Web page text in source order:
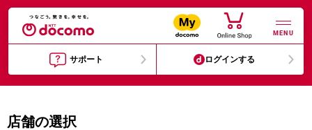
MENU
サポート ログインする
店舗の選択